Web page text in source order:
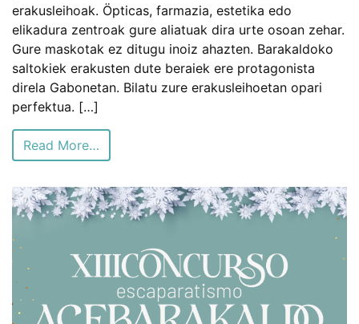
erakusleihoak. Öpticas, farmazia, estetika edo
elikadura zentroak gure aliatuak dira urte osoan zehar.
Gure maskotak ez ditugu inoiz ahazten. Barakaldoko
saltokiek erakusten dute beraiek ere protagonista
direla Gabonetan. Bilatu zure erakusleihoetan opari
perfektua. […]
Read More…